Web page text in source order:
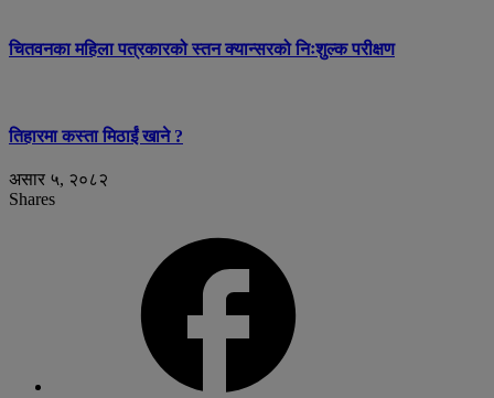
चितवनका महिला पत्रकारको स्तन क्यान्सरको निःशुल्क परीक्षण
तिहारमा कस्ता मिठाईं खाने ?
असार ५, २०८२
Shares